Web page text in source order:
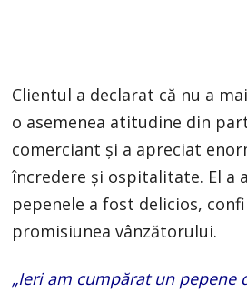
Clientul a declarat că nu a
o asemenea atitudine din
comerciant și a apreciat
încredere și ospitalitate. El a
pepenele a fost delicios,
promisiunea vânzătorului.
„Ieri am cumpărat un pepene